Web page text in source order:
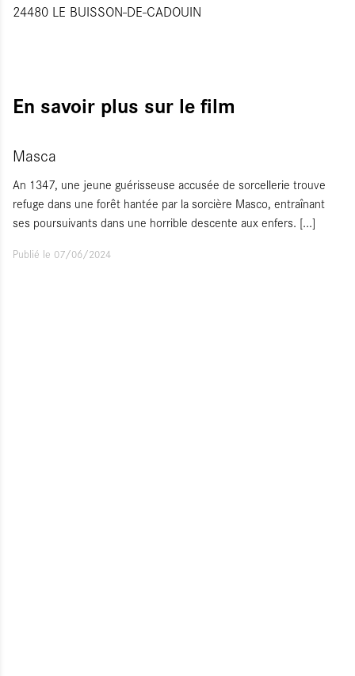
24480 LE BUISSON-DE-CADOUIN
En savoir plus sur le film
Masca
An 1347, une jeune guérisseuse accusée de sorcellerie trouve
refuge dans une forêt hantée par la sorcière Masco, entraînant
ses poursuivants dans une horrible descente aux enfers. [...]
Publié le 07/06/2024